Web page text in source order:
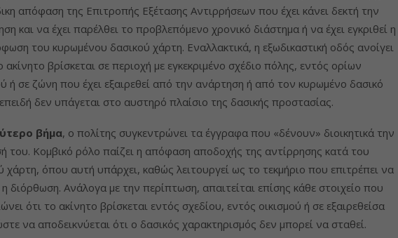
απόφαση της Επιτροπής Εξέτασης Αντιρρήσεων που έχει κάνει δεκτή την
και να έχει παρέλθει το προβλεπόμενο χρονικό διάστημα ή να έχει εγκριθεί η
του κυρωμένου δασικού χάρτη. Εναλλακτικά, η εξωδικαστική οδός ανοίγει
ακίνητο βρίσκεται σε περιοχή με εγκεκριμένο σχέδιο πόλης, εντός ορίων
ή σε ζώνη που έχει εξαιρεθεί από την ανάρτηση ή από τον κυρωμένο δασικό
δεν υπάγεται στο αυστηρό πλαίσιο της δασικής προστασίας.
βήμα, ο πολίτης συγκεντρώνει τα έγγραφα που «δένουν» διοικητικά την
του. Κομβικό ρόλο παίζει η απόφαση αποδοχής της αντίρρησης κατά του
χάρτη, όπου αυτή υπάρχει, καθώς λειτουργεί ως το τεκμήριο που επιτρέπει να
η διόρθωση. Ανάλογα με την περίπτωση, απαιτείται επίσης κάθε στοιχείο που
ότι το ακίνητο βρίσκεται εντός σχεδίου, εντός οικισμού ή σε εξαιρεθείσα
να αποδεικνύεται ότι ο δασικός χαρακτηρισμός δεν μπορεί να σταθεί.